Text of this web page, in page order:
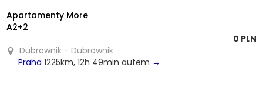
Apartamenty More
A2+2
0 PLN
Dubrownik - Dubrownik
Praha 1225km, 12h 49min autem →